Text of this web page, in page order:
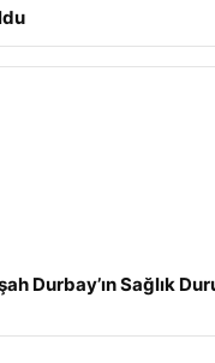
Durbay’ın Sağlık